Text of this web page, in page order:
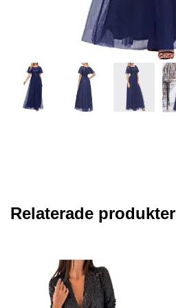
Relaterade produkter